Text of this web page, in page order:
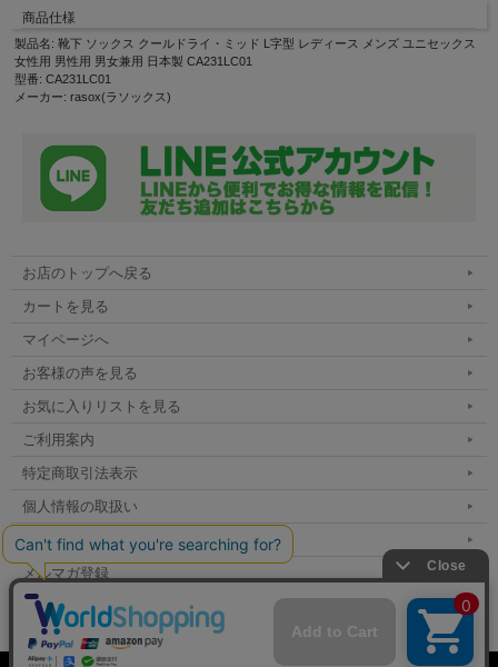
商品仕様
製品名: 靴下 ソックス クールドライ・ミッド L字型 レディース メンズ ユニセックス
女性用 男性用 男女兼用 日本製 CA231LC01
型番: CA231LC01
メーカー: rasox(ラソックス)
お店のトップへ戻る
カートを見る
マイページへ
お客様の声を見る
お気に入りリストを見る
ご利用案内
特定商取引法表示
個人情報の取扱い
サイトマップ
メルマガ登録
お問い合わせ